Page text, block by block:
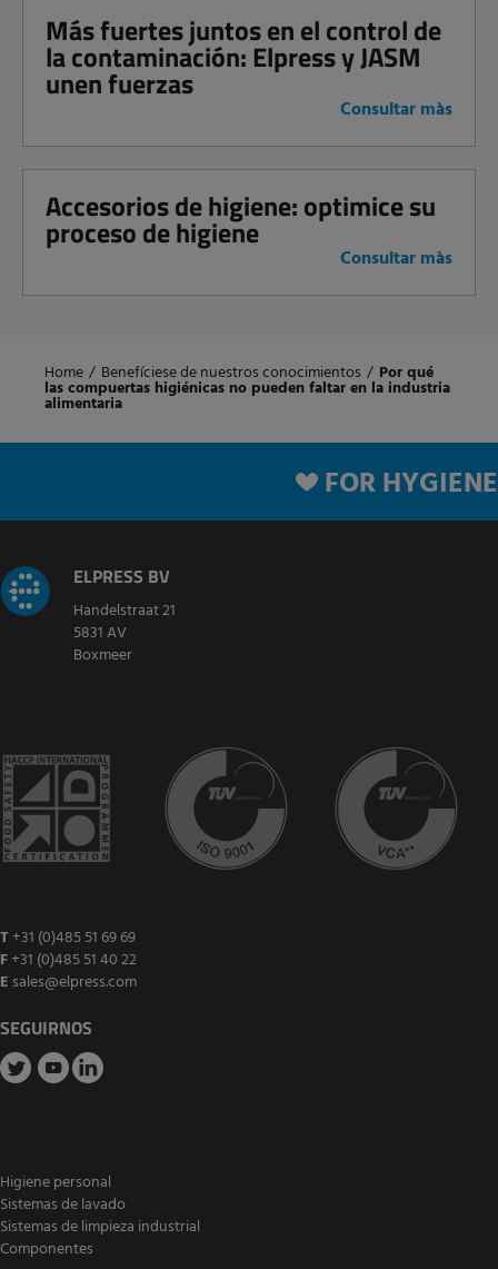
Más fuertes juntos en el control de
la contaminación: Elpress y JASM
unen fuerzas
Consultar màs
Accesorios de higiene: optimice su
proceso de higiene
Consultar màs
Home / Benefíciese de nuestros conocimientos / Por qué
las compuertas higiénicas no pueden faltar en la industria
alimentaria
FOR HYGIENE
ELPRESS BV
Handelstraat 21
5831 AV
Boxmeer
T +31 (0)485 51 69 69
F+31 (0)485 51 40 22
E sales@elpress.com
SEGUIRNOS
Higiene personal
Sistemas de lavado
Sistemas de limpieza industrial
Componentes